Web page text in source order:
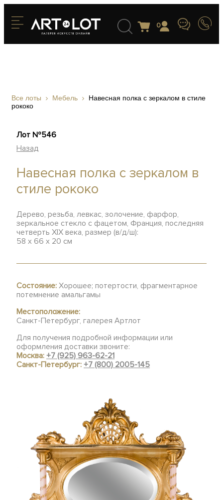
0
Все лоты Мебель
Навесная полка с зеркалом в стиле
рококо
Лот №546
Назад
Навесная полка с зеркалом в
стиле рококо
Дерево, резьба, левкас, золочение, фарфор,
зеркальное стекло с фацетом, Франция, последняя
четверть XIX века, размер (в/д/ш):
58 х 66 х 20 см
Состояние: Хорошее; потертости, фрагментарное
потемнение амальгамы
Местоположение:
Санкт-Петербург, галерея Артлот
Для получения подробной информации или
оформления доставки звоните:
Москва:+7 (925) 963-62-21
Санкт-Петербург:+7 (800) 2005-145